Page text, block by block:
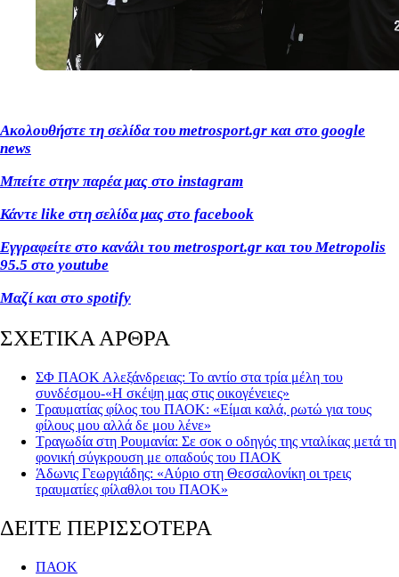
Ακολουθήστε τη σελίδα του metrosport.gr και στο google
news
Μπείτε στην παρέα μας στο instagram
Κάντε like στη σελίδα μας στο facebook
Εγγραφείτε στο κανάλι του metrosport.gr και του Metropolis
95.5 στο youtube
Μαζί και στο spotify
ΣΧΕΤΙΚΑ ΑΡΘΡΑ
ΣΦ ΠΑΟΚ Αλεξάνδρειας: Το αντίο στα τρία μέλη του
συνδέσμου-«Η σκέψη μας στις οικογένειες»
Τραυματίας φίλος του ΠΑΟΚ: «Είμαι καλά, ρωτώ για τους
φίλους μου αλλά δε μου λένε»
Τραγωδία στη Ρουμανία: Σε σοκ ο οδηγός της νταλίκας μετά τη
φονική σύγκρουση με οπαδούς του ΠΑΟΚ
Άδωνις Γεωργιάδης: «Αύριο στη Θεσσαλονίκη οι τρεις
τραυματίες φίλαθλοι του ΠΑΟΚ»
ΔΕΙΤΕ ΠΕΡΙΣΣΟΤΕΡΑ
ΠΑΟΚ